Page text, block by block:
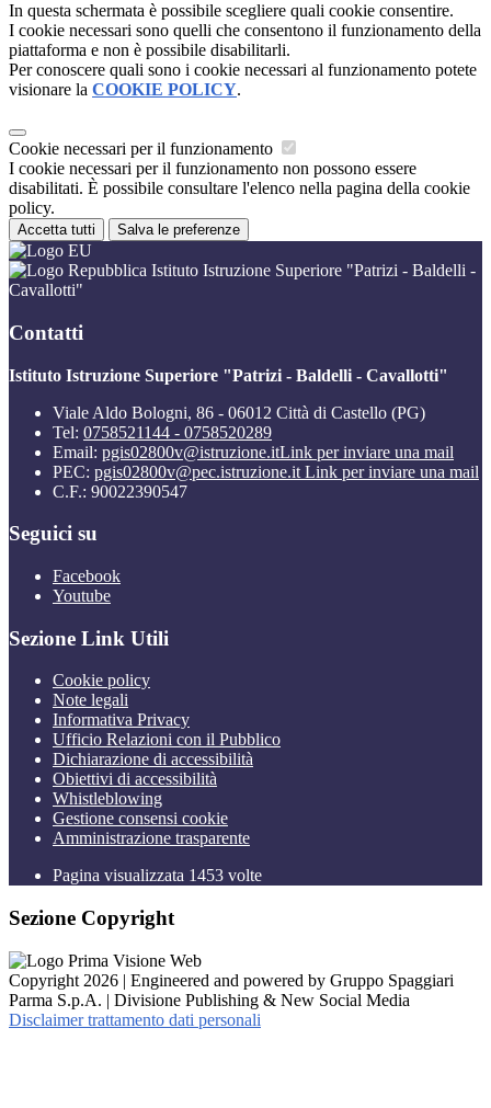
In questa schermata è possibile scegliere quali cookie consentire.
I cookie necessari sono quelli che consentono il funzionamento della
piattaforma e non è possibile disabilitarli.
Per conoscere quali sono i cookie necessari al funzionamento potete
visionare la COOKIE POLICY.
Cookie necessari per il funzionamento
I cookie necessari per il funzionamento non possono essere
disabilitati. È possibile consultare l'elenco nella pagina della cookie
policy.
Accetta tutti Salva le preferenze
Istituto Istruzione Superiore "Patrizi - Baldelli -
Cavallotti"
Contatti
Istituto Istruzione Superiore "Patrizi - Baldelli - Cavallotti"
Viale Aldo Bologni, 86 - 06012 Città di Castello (PG)
Tel: 0758521144 - 0758520289
Email: pgis02800v@istruzione.itLink per inviare una mail
PEC: pgis02800v@pec.istruzione.it Link per inviare una mail
C.F.: 90022390547
Seguici su
Facebook
Youtube
Sezione Link Utili
Cookie policy
Note legali
Informativa Privacy
Ufficio Relazioni con il Pubblico
Dichiarazione di accessibilità
Obiettivi di accessibilità
Whistleblowing
Gestione consensi cookie
Amministrazione trasparente
Pagina visualizzata 1453 volte
Sezione Copyright
Copyright 2026 | Engineered and powered by Gruppo Spaggiari
Parma S.p.A. | Divisione Publishing & New Social Media
Disclaimer trattamento dati personali